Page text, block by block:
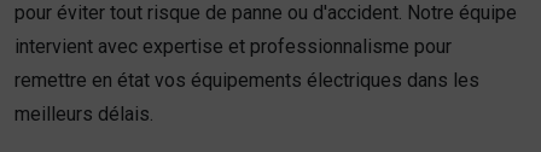
pour éviter tout risque de panne ou d'accident. Notre équipe
intervient avec expertise et professionnalisme pour
remettre en état vos équipements électriques dans les
meilleurs délais.